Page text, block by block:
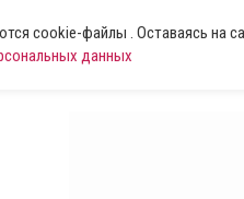
cookie-файлы . Оставаясь на
данных